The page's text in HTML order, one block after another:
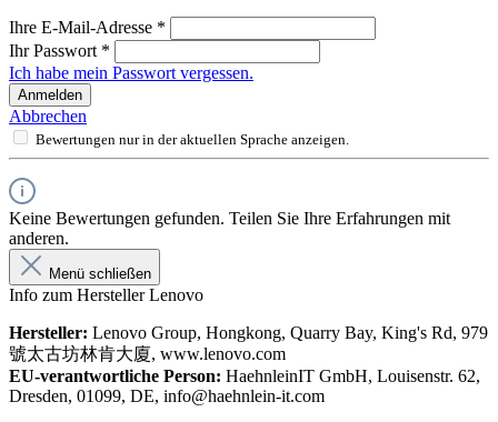
Ihre E-Mail-Adresse *
Ihr Passwort *
Ich habe mein Passwort vergessen.
Anmelden
Abbrechen
Bewertungen nur in der aktuellen Sprache anzeigen.
Keine Bewertungen gefunden. Teilen Sie Ihre Erfahrungen mit
anderen.
Menü schließen
Info zum Hersteller Lenovo
Hersteller: Lenovo Group, Hongkong, Quarry Bay, King's Rd, 979
號太古坊林肯大廈, www.lenovo.com
EU-verantwortliche Person: HaehnleinIT GmbH, Louisenstr. 62,
Dresden, 01099, DE, info@haehnlein-it.com